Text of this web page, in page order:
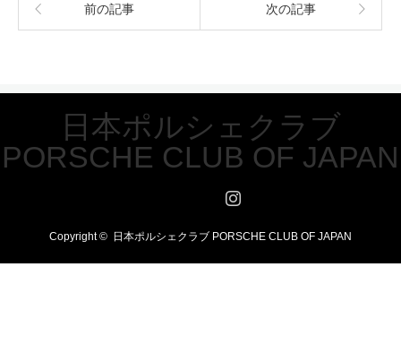
前の記事 次の記事
日本ポルシェクラブ
PORSCHE CLUB OF JAPAN
Copyright © 日本ポルシェクラブ PORSCHE CLUB OF JAPAN